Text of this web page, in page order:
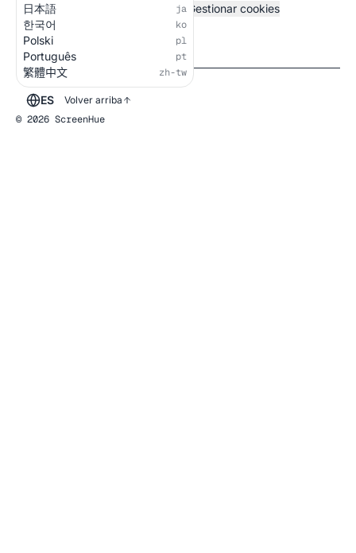
Gestionar cookies
© 2026 ScreenHue
ES
日本語 ja
한국어 ko
Polski pl
Português pt
繁體中文 zh-tw
Volver arriba